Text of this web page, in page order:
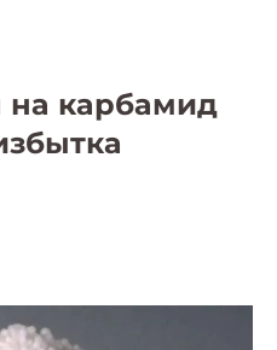
карбамид